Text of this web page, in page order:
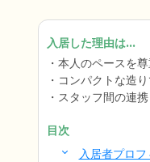
入居した理由は...
本人のペースを
コンパクトな造
スタッフ間の連
目次
入居者プロフ